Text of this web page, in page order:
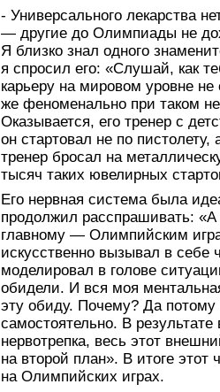
- Универсального лекарства
— другие до Олимпиады не
Я близко знал одного
я спросил его: «Слушай, как
карьеру на мировом уровне
же феноменально при таком
Оказывается, его тренер с
он стартовал не по
тренер бросал на
тысяч таких ювелирных
Его нервная система была
продолжил расспрашивать: «А
главному — Олимпийским
искусственно вызывал в себе
моделировал в голове
обидели. И вся моя
эту обиду. Почему? Да
самостоятельно. В
нервотрепка, весь этот
на второй план». В итоге
на Олимпийских играх.